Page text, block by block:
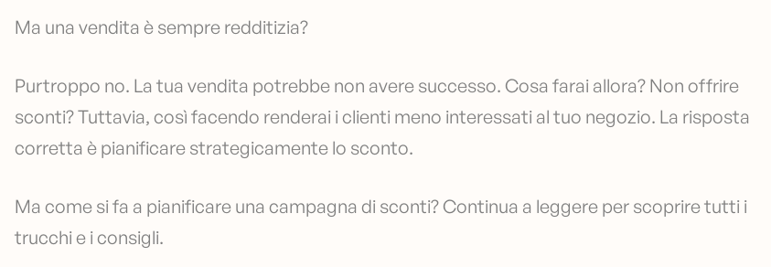
Ma una vendita è sempre redditizia?
Purtroppo no. La tua vendita potrebbe non avere successo. Cosa farai allora? Non offrire
sconti? Tuttavia, così facendo renderai i clienti meno interessati al tuo negozio. La risposta
corretta è pianificare strategicamente lo sconto.
Ma come si fa a pianificare una campagna di sconti? Continua a leggere per scoprire tutti i
trucchi e i consigli.